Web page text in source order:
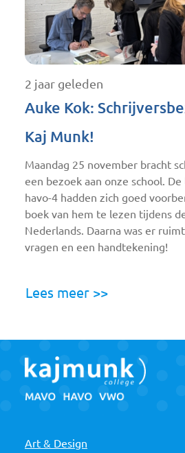
2 jaar geleden
Auke Kok:
Kaj Munk!
Maandag 25 november bracht
een bezoek aan onze school.
havo-4 hadden zich goed
boek van hem te lezen tijdens
Nederlands. Daarna was er
vragen en een handtekening!
Lees meer >>
Art & Design